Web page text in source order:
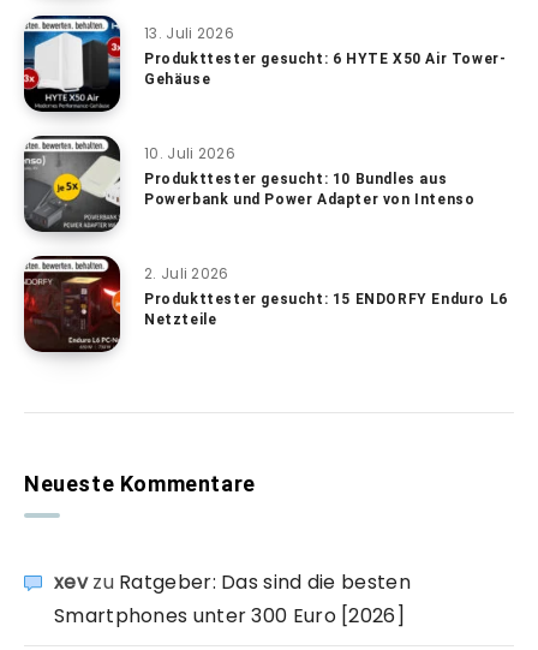
13. Juli 2026
Produkttester gesucht: 6 HYTE X50 Air Tower-
Gehäuse
10. Juli 2026
Produkttester gesucht: 10 Bundles aus
Powerbank und Power Adapter von Intenso
2. Juli 2026
Produkttester gesucht: 15 ENDORFY Enduro L6
Netzteile
Neueste Kommentare
xevzu Ratgeber: Das sind die besten
Smartphones unter 300 Euro [2026]